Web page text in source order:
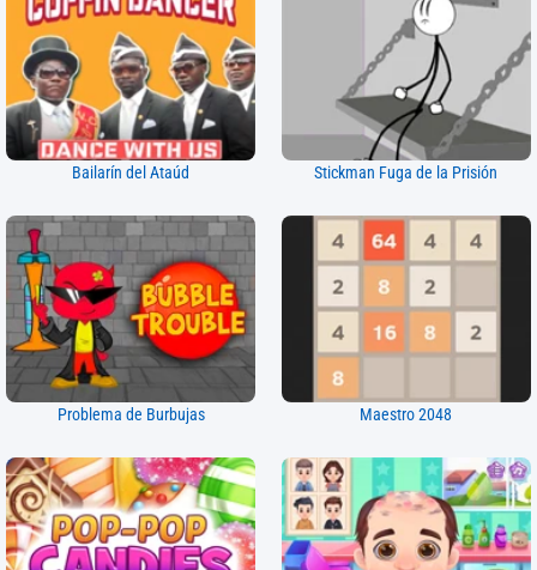
Bailarín del Ataúd Stickman Fuga de la Prisión
Problema de Burbujas Maestro 2048